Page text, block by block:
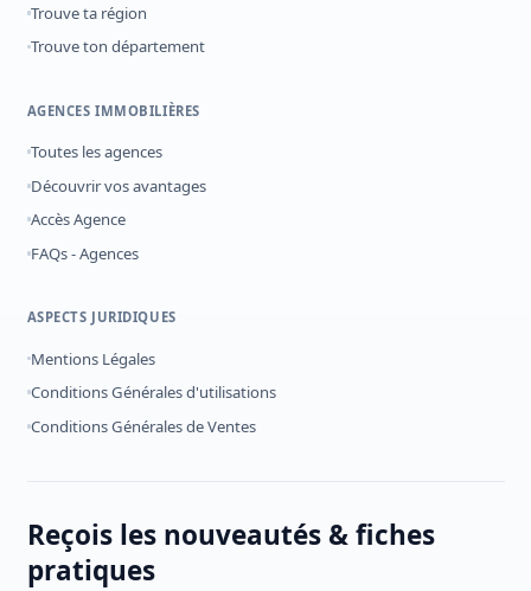
Trouve ta région
Trouve ton département
AGENCES IMMOBILIÈRES
Toutes les agences
Découvrir vos avantages
Accès Agence
FAQs - Agences
ASPECTS JURIDIQUES
Mentions Légales
Conditions Générales d'utilisations
Conditions Générales de Ventes
Reçois les nouveautés & fiches
pratiques